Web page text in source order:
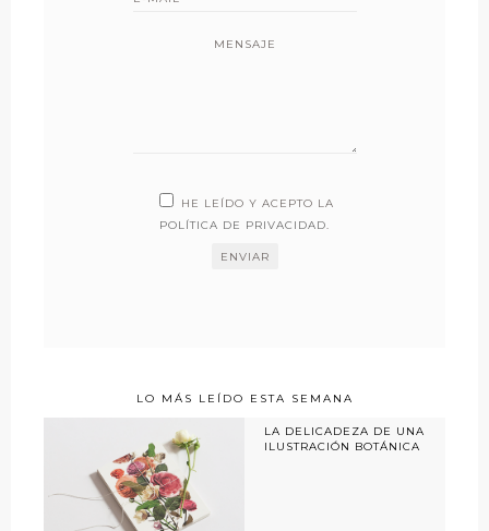
MENSAJE
HE LEÍDO Y ACEPTO LA
POLÍTICA DE PRIVACIDAD.
LO MÁS LEÍDO ESTA SEMANA
LA DELICADEZA DE UNA
ILUSTRACIÓN BOTÁNICA